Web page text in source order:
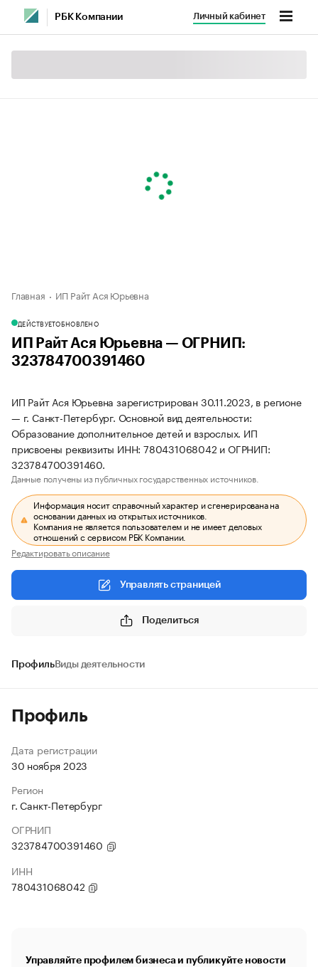
РБК Компании Личный кабинет
Главная ИП Райт Ася Юрьевна
ДЕЙСТВУЕТОБНОВЛЕНО
ИП Райт Ася Юрьевна — ОГРНИП:
323784700391460
ИП Райт Ася Юрьевна зарегистрирован 30.11.2023, в регионе
— г. Санкт-Петербург. Основной вид деятельности:
Образование дополнительное детей и взрослых. ИП
присвоены реквизиты ИНН: 780431068042 и ОГРНИП:
323784700391460.
Данные получены из публичных государственных источников.
Информация носит справочный характер и сгенерирована на
основании данных из открытых источников.
Компания не является пользователем и не имеет деловых
отношений с сервисом РБК Компании.
Редактировать описание
Управлять страницей
Поделиться
ПрофильВиды деятельности
Профиль
Дата регистрации
30 ноября 2023
Регион
г. Санкт-Петербург
ОГРНИП
323784700391460
ИНН
780431068042
Управляйте профилем бизнеса и публикуйте новости